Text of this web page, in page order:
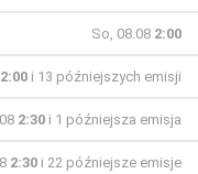
So, 08.08 2:00
2:00 i 13 późniejszych emisji
2:30 i 1 późniejsza emisja
2:30 i 22 późniejsze emisje